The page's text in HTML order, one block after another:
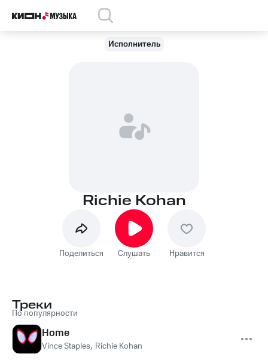
Исполнитель
Richie Kohan
Поделиться Слушать Нравится
Треки
По популярности
Home
Vince Staples, Richie Kohan